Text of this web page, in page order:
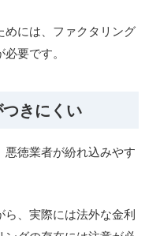
めには、ファクタリング
要です。
きにくい
徳業者が紛れ込みやす
、実際には法外な金利